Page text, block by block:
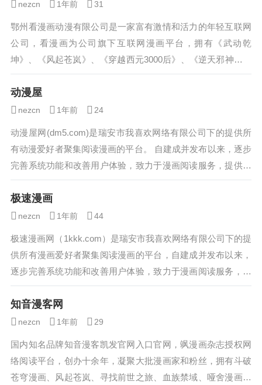
nezcn 1年前 31
鄂州看漫画动漫有限公司是一家富有激情和活力的年轻互联网
公司，看漫画为公司旗下互联网漫画平台，拥有《武动乾
坤》、《风起苍岚》、《穿越西元3000后》、《逆天邪神》等
众多知名作品，已跻身于中国互联网头部漫...
动漫屋
nezcn 1年前 24
动漫屋网(dm5.com)是瑞安市我喜欢网络有限公司下的提供所
有动漫爱好者聚集阅读漫画的平台。 自建成并发布以来，逐步
完善系统功能和改善用户体验，致力于漫画阅读服务，提供海
量更新最快的高清在线漫画欣赏...
极速漫画
nezcn 1年前 44
极速漫画网（1kkk.com）是瑞安市我喜欢网络有限公司下的提
供所有漫画爱好者聚集阅读漫画的平台，自建成并发布以来，
逐步完善系统功能和改善用户体验，致力于漫画阅读服务，提
供海量更新最快的高清在线漫画欣...
知音漫客网
nezcn 1年前 29
国内知名品牌知音漫客凯发官网入口官网，飒漫画杂志授权网
络阅读平台，创办十余年，凝聚大批漫画家和粉丝，拥有斗破
苍穹漫画、风起苍岚、寻找前世之旅、血族禁域、哑舍漫画、